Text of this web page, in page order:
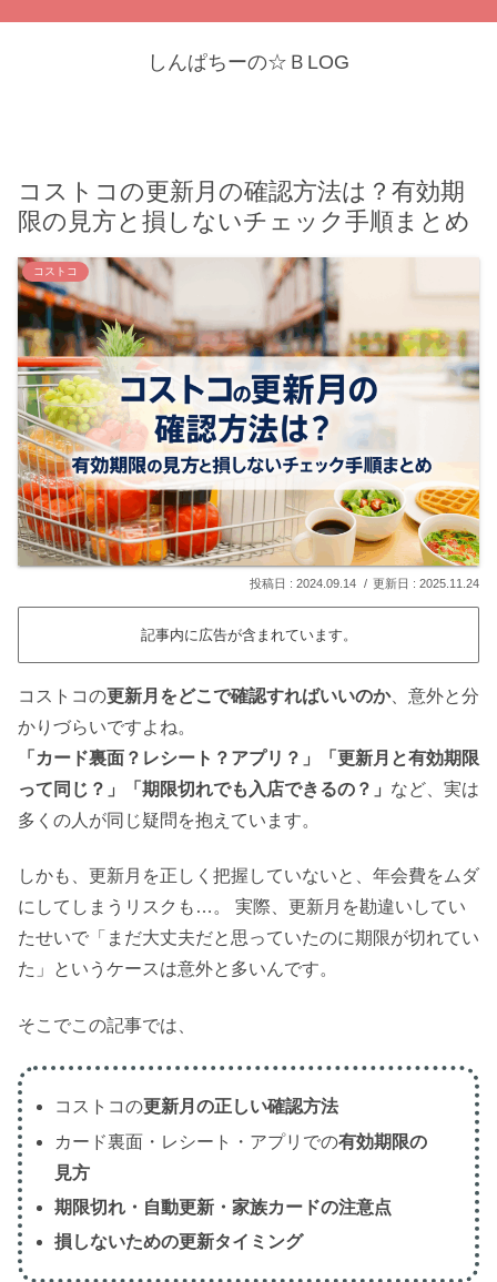
しんぱちーの☆ＢLOG
コストコの更新月の確認方法は？有効期
限の見方と損しないチェック手順まとめ
コストコ
2024.09.14 2025.11.24
記事内に広告が含まれています。
コストコの更新月をどこで確認すればいいのか、意外と分
かりづらいですよね。
「カード裏面？レシート？アプリ？」「更新月と有効期限
って同じ？」「期限切れでも入店できるの？」 など、実は
多くの人が同じ疑問を抱えています。
しかも、更新月を正しく把握していないと、年会費をムダ
にしてしまうリスクも…。 実際、更新月を勘違いしてい
たせいで「まだ大丈夫だと思っていたのに期限が切れてい
た」というケースは意外と多いんです。
そこでこの記事では、
コストコの更新月の正しい確認方法
カード裏面・レシート・アプリでの有効期限の
見方
期限切れ・自動更新・家族カードの注意点
損しないための更新タイミング